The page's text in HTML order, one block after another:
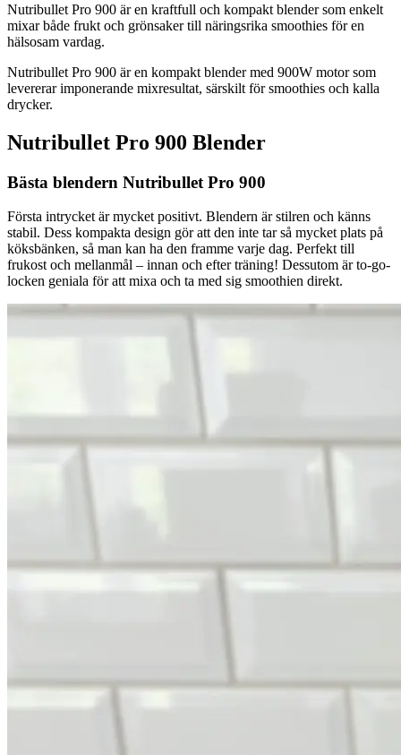
Nutribullet Pro 900 är en kraftfull och kompakt blender som enkelt
mixar både frukt och grönsaker till näringsrika smoothies för en
hälsosam vardag.
Nutribullet Pro 900 är en kompakt blender med 900W motor som
levererar imponerande mixresultat, särskilt för smoothies och kalla
drycker.
Nutribullet Pro 900 Blender
Bästa blendern Nutribullet Pro 900
Första intrycket är mycket positivt. Blendern är stilren och känns
stabil. Dess kompakta design gör att den inte tar så mycket plats på
köksbänken, så man kan ha den framme varje dag. Perfekt till
frukost och mellanmål – innan och efter träning! Dessutom är to-go-
locken geniala för att mixa och ta med sig smoothien direkt.